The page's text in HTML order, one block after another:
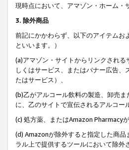
現時点において、アマゾン・ホーム・
3. 除外商品
前記にかかわらず、以下のアイテムお
といいます。）
(a)アマゾン・サイトからリンクされ
しくはサービス、またはバナー広告
たはサービス）、
(b)乙がアルコール飲料の製造、卸売
に、乙のサイトで宣伝されるアルコー
(c) 処方薬、またはAmazon Pharmacy
(d) Amazonが除外すると指定した商
ラル上で提供するツールにおいて除